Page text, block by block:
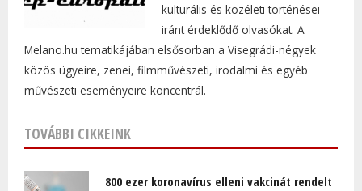
kulturális és közéleti történései
iránt érdeklődő olvasókat. A
Melano.hu tematikájában elsősorban a Visegrádi-négyek
közös ügyeire, zenei, filmművészeti, irodalmi és egyéb
művészeti eseményeire koncentrál.
TOVÁBBI CIKKEINK
800 ezer koronavírus elleni vakcinát rendelt